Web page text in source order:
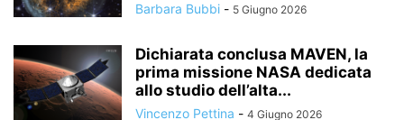
Barbara Bubbi - 5 Giugno 2026
Dichiarata conclusa MAVEN, la
prima missione NASA dedicata
allo studio dell’alta...
Vincenzo Pettina - 4 Giugno 2026